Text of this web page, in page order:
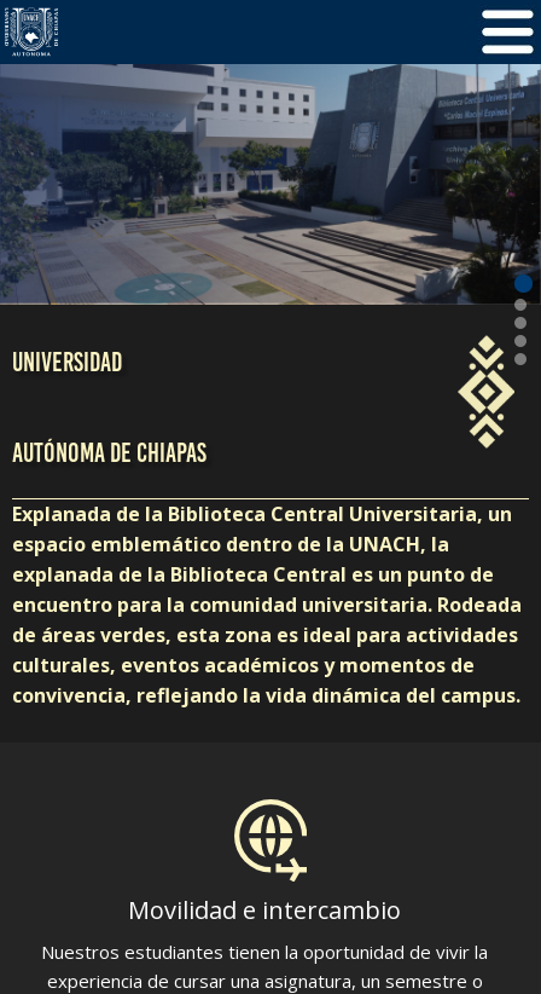
1/5
UNIVERSIDAD
AUTÓNOMA DE CHIAPAS
Explanada de la Biblioteca Central Universitaria, un
espacio emblemático dentro de la UNACH, la
explanada de la Biblioteca Central es un punto de
encuentro para la comunidad universitaria. Rodeada
de áreas verdes, esta zona es ideal para actividades
culturales, eventos académicos y momentos de
convivencia, reflejando la vida dinámica del campus.
Movilidad e intercambio
Nuestros estudiantes tienen la oportunidad de vivir la
experiencia de cursar una asignatura, un semestre o